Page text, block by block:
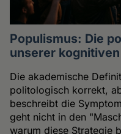
Populismus: Die
unserer
Die akademische
politologisch korrekt,
beschreibt die
geht nicht in den
warum diese Strategie